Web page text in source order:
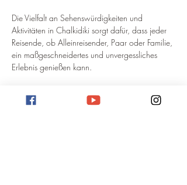
Die Vielfalt an Sehenswürdigkeiten und
Aktivitäten in Chalkidiki sorgt dafür, dass jeder
Reisende, ob Alleinreisender, Paar oder Familie,
ein maßgeschneidertes und unvergessliches
Erlebnis genießen kann.